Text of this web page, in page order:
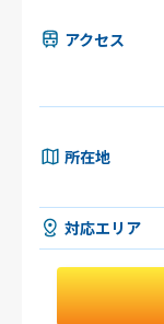
アクセス
所在地
対応エリア